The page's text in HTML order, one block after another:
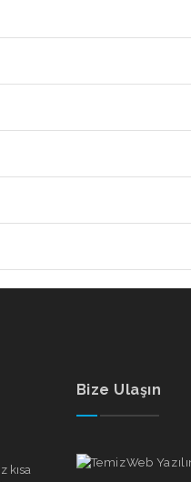
Bize Ulaşın